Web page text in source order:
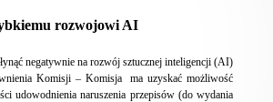
rozwojowi AI
negatywnie na rozwój sztucznej inteligencji (AI)
Komisji – Komisja ma uzyskać możliwość
udowodnienia naruszenia przepisów (do wydania